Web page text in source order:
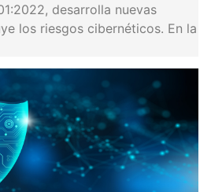
desarrolla nuevas
los riesgos cibernéticos. En la